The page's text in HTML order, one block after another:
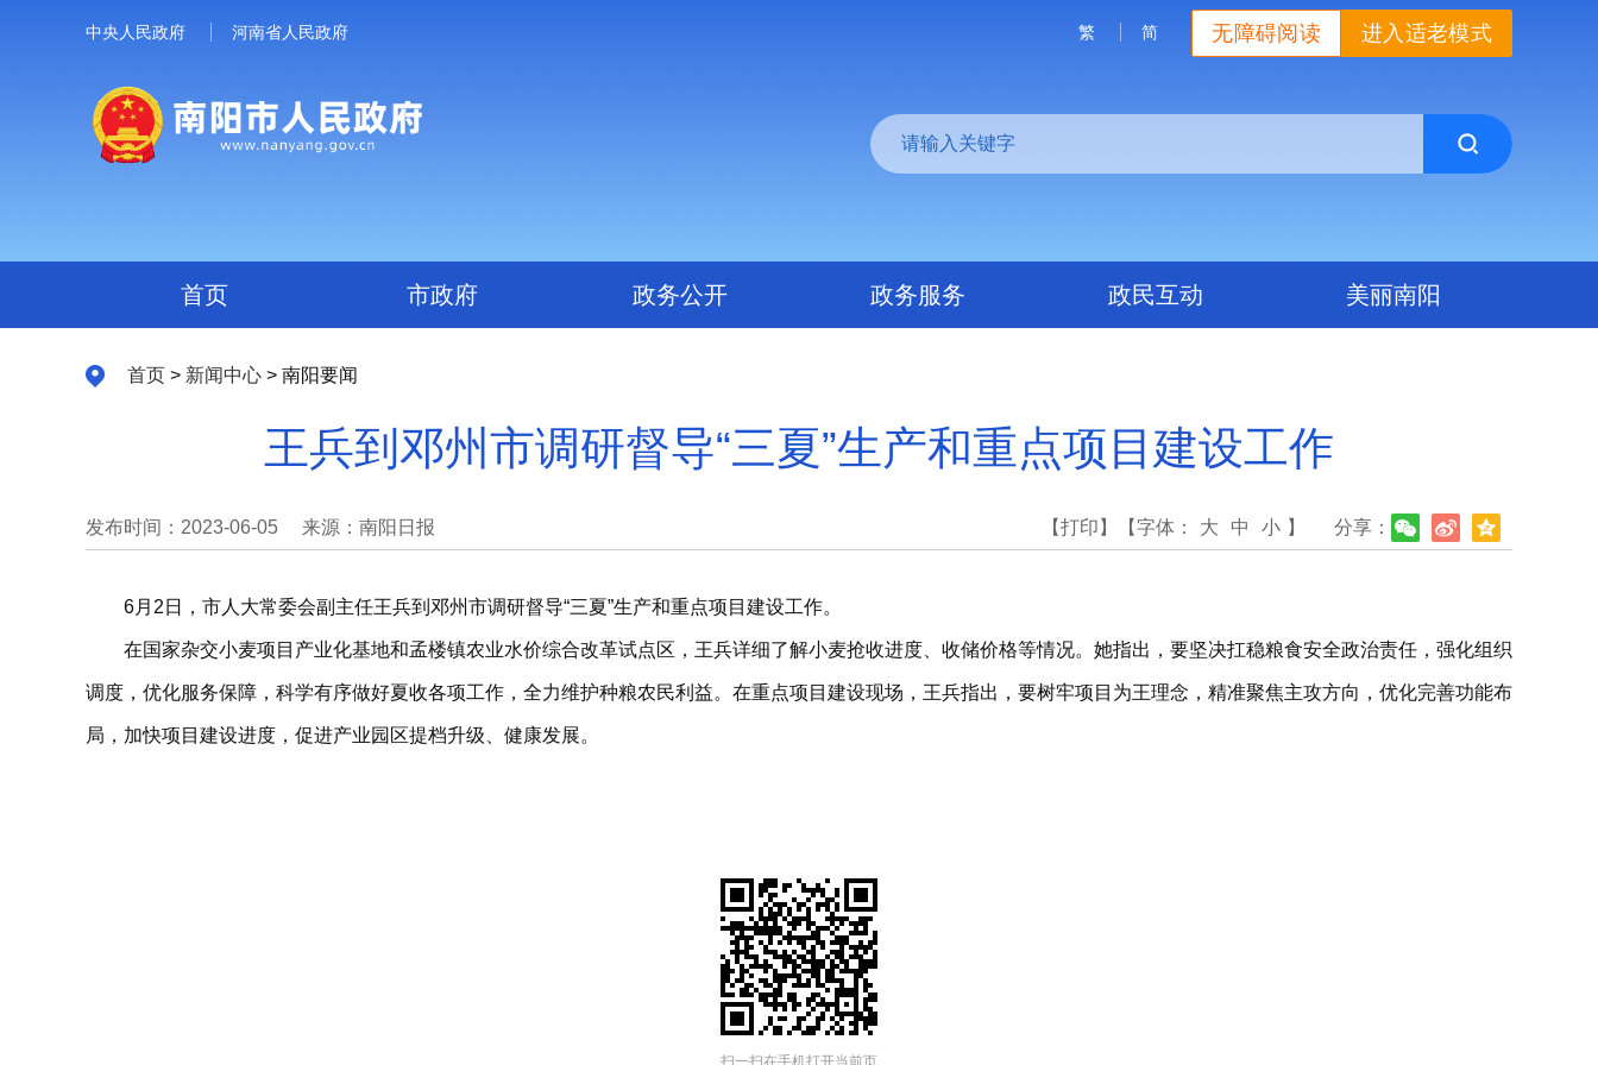
中央人民政府 河南省人民政府 进入适老模式
无障碍阅读
繁 简
首页 市政府 政务公开 政务服务 政民互动 美丽南阳
首页 > 新闻中心 > 南阳要闻
王兵到邓州市调研督导“三夏”生产和重点项目建设工作
发布时间：2023-06-05 来源：南阳日报 分享：
【打印】 【字体： 大 中 小 】
6月2日，市人大常委会副主任王兵到邓州市调研督导“三夏”生产和重点项目建设工作。
在国家杂交小麦项目产业化基地和孟楼镇农业水价综合改革试点区，王兵详细了解小麦抢收进度、收储价格等情况。她指出，要坚决扛稳粮食安全政治责任，强化组织
调度，优化服务保障，科学有序做好夏收各项工作，全力维护种粮农民利益。在重点项目建设现场，王兵指出，要树牢项目为王理念，精准聚焦主攻方向，优化完善功能布
局，加快项目建设进度，促进产业园区提档升级、健康发展。
扫一扫在手机打开当前页